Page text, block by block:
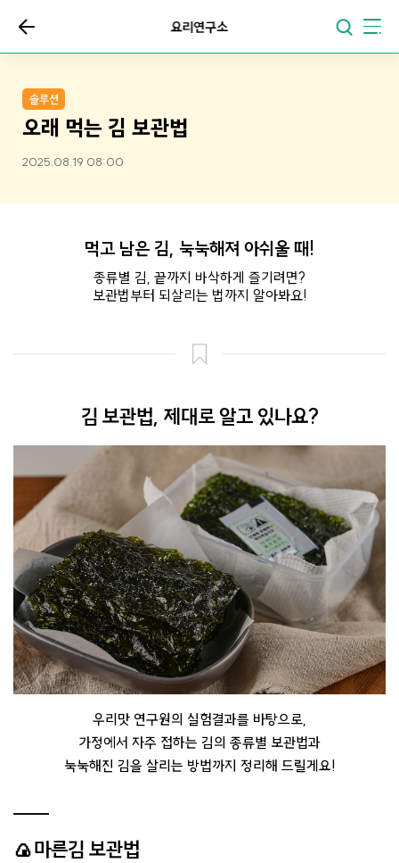
요리연구소
솔루션
오래 먹는 김 보관법
2025.08.19 08:00
먹고 남은 김, 눅눅해져 아쉬울 때!
종류별 김, 끝까지 바삭하게 즐기려면?
보관법부터 되살리는 법까지 알아봐요!
김 보관법, 제대로 알고 있나요?
우리맛 연구원의 실험결과를 바탕으로,
가정에서 자주 접하는 김의 종류별 보관법과
눅눅해진 김을 살리는 방법까지 정리해 드릴게요!
🍙마른김 보관법